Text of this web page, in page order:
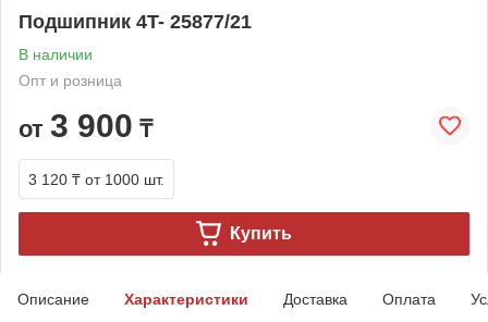
Подшипник 4T- 25877/21
В наличии
Опт и розница
от 3 900 ₸
3 120 ₸ от 1000 шт.
Купить
Описание Характеристики Доставка Оплата